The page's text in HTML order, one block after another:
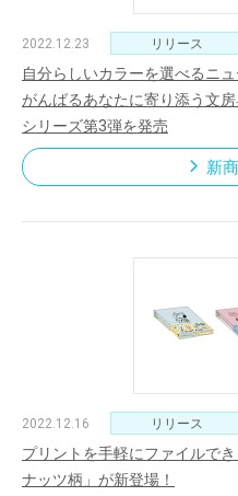
2022.12.23 リリース
自分らしいカラーを選べるニ
がんばるあなたに寄り添う文
シリーズ第3弾を発売
新
2022.12.16 リリース
プリントを手軽にファイルで
ナッツ柄」が新登場！